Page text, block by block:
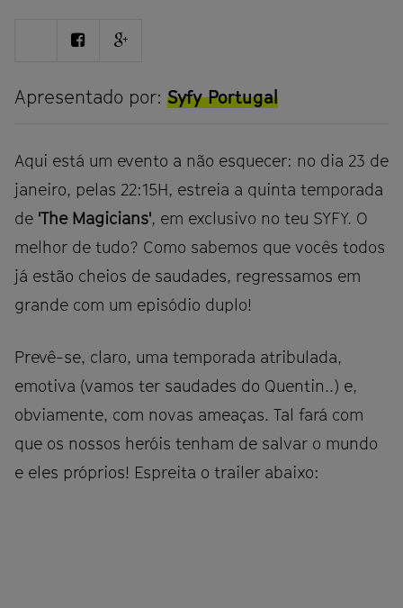
ShareShare Share
plus
Apresentado por: Syfy Portugal
Aqui está um evento a não esquecer: no dia 23 de
janeiro, pelas 22:15H, estreia a quinta temporada
de 'The Magicians', em exclusivo no teu SYFY. O
melhor de tudo? Como sabemos que vocês todos
já estão cheios de saudades, regressamos em
grande com um episódio duplo!
Prevê-se, claro, uma temporada atribulada,
emotiva (vamos ter saudades do Quentin..) e,
obviamente, com novas ameaças. Tal fará com
que os nossos heróis tenham de salvar o mundo
e eles próprios! Espreita o trailer abaixo: